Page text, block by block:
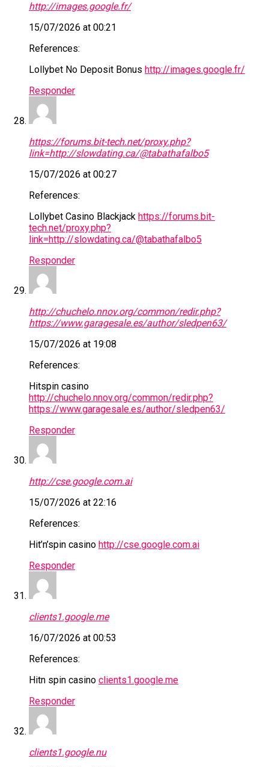
http://images.google.fr/
15/07/2026 at 00:21
References:
Lollybet No Deposit Bonus http://images.google.fr/
Responder
https://forums.bit-tech.net/proxy.php?
link=http://slowdating.ca/@tabathafalbo5
15/07/2026 at 00:27
References:
Lollybet Casino Blackjack https://forums.bit-
tech.net/proxy.php?
link=http://slowdating.ca/@tabathafalbo5
Responder
http://chuchelo.nnov.org/common/redir.php?
https://www.garagesale.es/author/sledpen63/
15/07/2026 at 19:08
References:
Hitspin casino
http://chuchelo.nnov.org/common/redir.php?
https://www.garagesale.es/author/sledpen63/
Responder
http://cse.google.com.ai
15/07/2026 at 22:16
References:
Hit’n’spin casino http://cse.google.com.ai
Responder
clients1.google.me
16/07/2026 at 00:53
References:
Hitn spin casino clients1.google.me
Responder
clients1.google.nu